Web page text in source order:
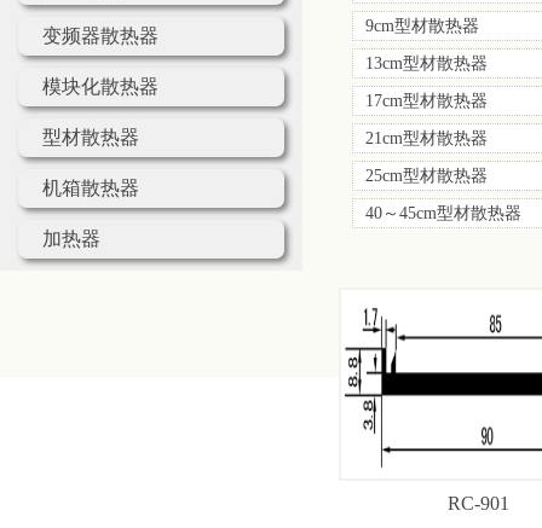
变频器散热器
模块化散热器
型材散热器
机箱散热器
加热器
9cm型材散热器
13cm型材散热器
17cm型材散热器
21cm型材散热器
25cm型材散热器
40～45cm型材散热器
RC-901